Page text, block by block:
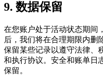
9. 数据保留
在您账户处于活动状态期间
后，我们将在合理期限内删
保留某些记录以遵守法律、
和执行协议。安全和账单日
保留。